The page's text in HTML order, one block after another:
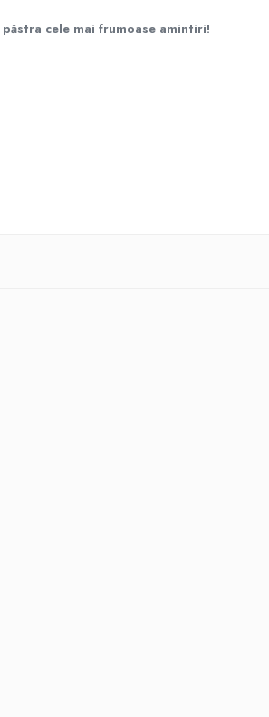
cele mai frumoase amintiri!